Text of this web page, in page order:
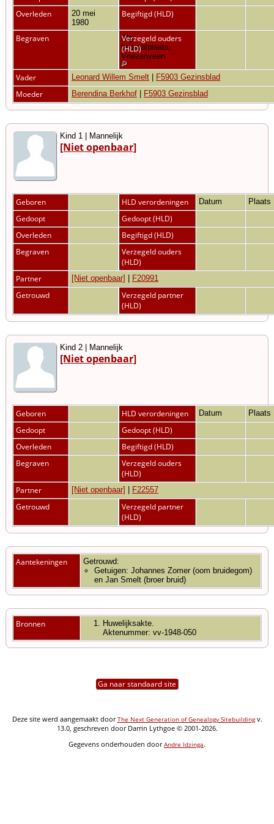
Overleden
20 mei
1980
Begiftigd (HLD)
Begraven
Alg.
begraafplaats,
Vriezenveen
Verzegeld ouders
(HLD)
Vader Leonard Willem Smelt F5903 Gezinsblad
Moeder Berendina Berkhof F5903 Gezinsblad
Kind 1 | Mannelijk
[Niet openbaar]
Geboren HLD verordeningen Datum Plaats
Gedoopt
Gedoopt (HLD)
Overleden
Begiftigd (HLD)
Begraven
Verzegeld ouders
(HLD)
Partner
[Niet openbaar] F20991
Getrouwd
Verzegeld partner
(HLD)
Kind 2 | Mannelijk
[Niet openbaar]
Geboren HLD verordeningen Datum Plaats
Gedoopt
Gedoopt (HLD)
Overleden
Begiftigd (HLD)
Begraven
Verzegeld ouders
(HLD)
Partner
[Niet openbaar] F22557
Getrouwd
Verzegeld partner
(HLD)
Aantekeningen
Getrouwd:
Getuigen: Johannes Zomer (oom bruidegom)
en Jan Smelt (broer bruid)
Bronnen
Huwelijksakte.
Aktenummer: vv-1948-050
Ga naar standaard site
Deze site werd aangemaakt doorThe Next Generation of Genealogy Sitebuildingv.
13.0, geschreven door Darrin Lythgoe © 2001-2026.
Gegevens onderhouden doorAndre Idzinga.